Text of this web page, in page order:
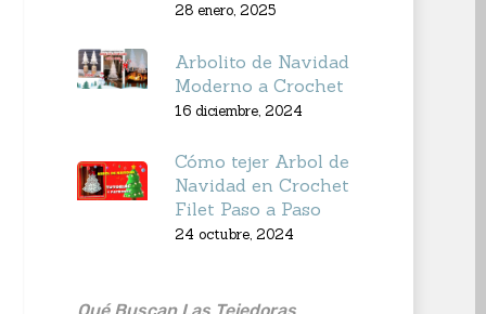
28 enero, 2025
Arbolito de Navidad
Moderno a Crochet
16 diciembre, 2024
Cómo tejer Arbol de
Navidad en Crochet
Filet Paso a Paso
24 octubre, 2024